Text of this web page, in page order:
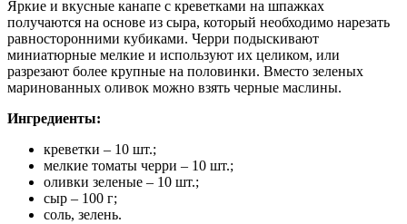
Яркие и вкусные канапе с креветками на шпажках
получаются на основе из сыра, который необходимо нарезать
равносторонними кубиками. Черри подыскивают
миниатюрные мелкие и используют их целиком, или
разрезают более крупные на половинки. Вместо зеленых
маринованных оливок можно взять черные маслины.
Ингредиенты:
креветки – 10 шт.;
мелкие томаты черри – 10 шт.;
оливки зеленые – 10 шт.;
сыр – 100 г;
соль, зелень.